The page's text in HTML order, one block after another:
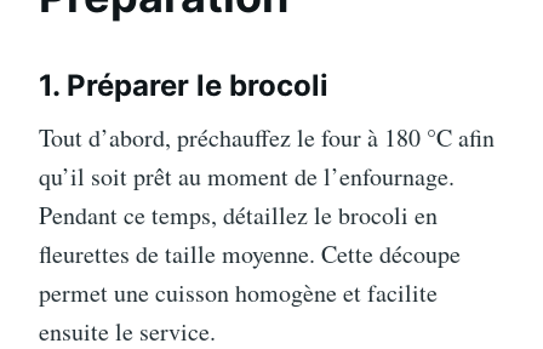
1. Préparer le brocoli
Tout d’abord, préchauffez le four à 180 °C afin
qu’il soit prêt au moment de l’enfournage.
Pendant ce temps, détaillez le brocoli en
fleurettes de taille moyenne. Cette découpe
permet une cuisson homogène et facilite
ensuite le service.